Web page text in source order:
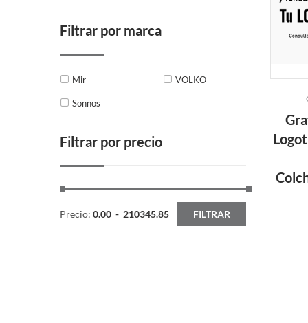
Filtrar por marca
Mir
Sonnos
VOLKO
Filtrar por precio
Precio: 0.00 - 210345.85 FILTRAR